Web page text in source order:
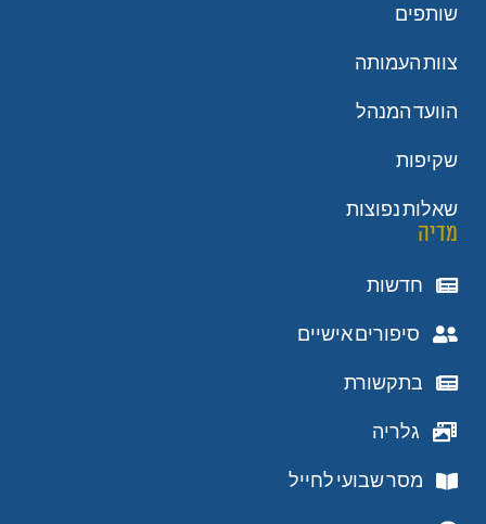
שותפים
צוות העמותה
הוועד המנהל
שקיפות
שאלות נפוצות
מדיה
חדשות
סיפורים אישיים
בתקשורת
גלריה
מסר שבועי לחייל